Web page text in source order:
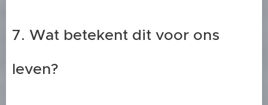
7. Wat betekent dit voor ons
leven?